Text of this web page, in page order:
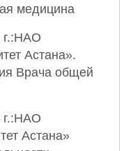
медицина
г.:НАО
Астана».
Врача общей
г.:НАО
Астана»